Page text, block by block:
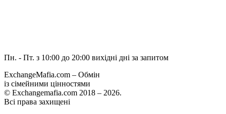
Пн. - Пт. з 10:00 до 20:00 вихідні дні за запитом
ExchangeMafia.com – Обмін
із сімейними цінностями
© Exchangemafia.com 2018 – 2026.
Всі права захищені